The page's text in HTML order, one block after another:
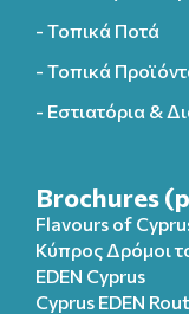
- Τοπικά Ποτά
- Τοπικά
- Εστιατόρια &
Brochures
Flavours of
Κύπρος Δρόμοι
EDEN Cyprus
Cyprus EDEN